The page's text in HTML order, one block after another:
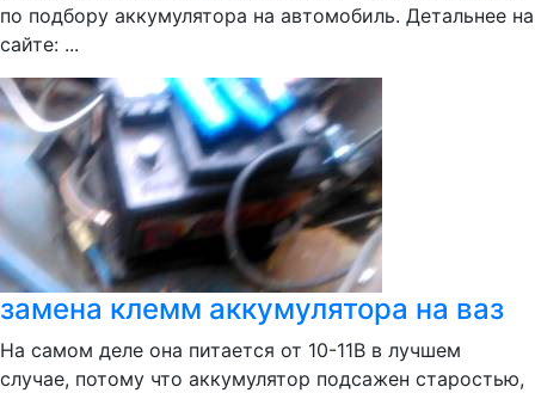
по подбору аккумулятора на автомобиль. Детальнее на
сайте: ...
замена клемм аккумулятора на ваз
На самом деле она питается от 10-11В в лучшем
случае, потому что аккумулятор подсажен старостью,